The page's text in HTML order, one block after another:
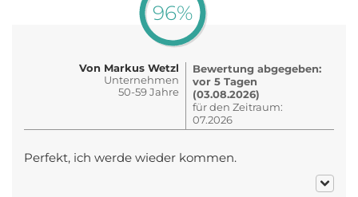
96%
Von Markus Wetzl
Unternehmen
50-59 Jahre
Bewertung abgegeben:
vor 5 Tagen
(03.08.2026)
für den Zeitraum:
07.2026
Perfekt, ich werde wieder kommen.